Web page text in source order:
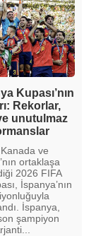
Kupası’nın
Rekorlar,
unutulmaz
ve
ortaklaşa
2026 FIFA
İspanya’nın
İspanya,
şampiyon